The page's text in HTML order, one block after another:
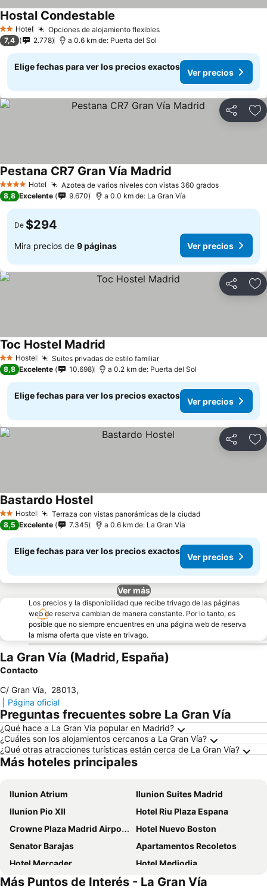
2 Estrellas
Hotel Opciones de alojamiento flexiblesVer precios
Hostal Condestable
7,4 2.778 a 0.6 km de: Puerta del Sol
Elige fechas para ver los precios exactos
Ver precios
Compartir
4 EstrellasHotel Azotea de varios niveles con vistas 360 gradosVer
Pestana CR7 Gran Vía Madrid
8,8 Excelente 9.670 a 0.0 km de: La Gran Vía
De $294
Mira precios de 9 páginas Ver precios
Compartir
2 Estrellas
Hostel Suites privadas de estilo familiarVer precios
Toc Hostel Madrid
8,8 Excelente 10.698 a 0.2 km de: Puerta del Sol
Elige fechas para ver los precios exactos
Ver precios
Compartir
2 Estrellas
Hostel Terraza con vistas panorámicas de la ciudadVer precios
Bastardo HostelVer precios
8,5 Excelente 7.345 a 0.6 km de: La Gran Vía
Elige fechas para ver los precios exactos
Ver precios
Ver más
Los precios y la disponibilidad que recibe trivago de las páginas
web de reserva cambian de manera constante. Por lo tanto, es
posible que no siempre encuentres en una página web de reserva
la misma oferta que viste en trivago.
La Gran Vía (Madrid, España)
Contacto
C/ Gran Vía, 28013,
Página oficial
Preguntas frecuentes sobre La Gran Vía
¿Qué hace a La Gran Vía popular en Madrid?
¿Cuáles son los alojamientos cercanos a La Gran Vía?
¿Qué otras atracciones turísticas están cerca de La Gran Vía?
Más hoteles principales
Ilunion Atrium
Ilunion Suites Madrid
Ilunion Pio XII
Hotel Riu Plaza Espana
Crowne Plaza Madrid Airport By Ihg
Hotel Nuevo Boston
Senator Barajas
Apartamentos Recoletos
Hotel Mercader
Hotel Mediodia
Hotel Puerta America
Tótem Madrid, a Small Luxury Hotel of the World
Más Puntos de Interés - La Gran Vía